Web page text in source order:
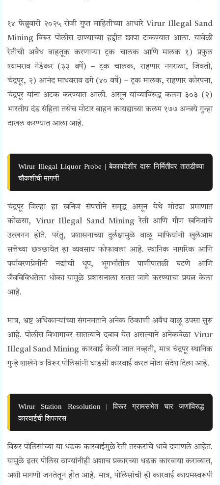
१४ फेब्रुवारी २०२५ रोजी गुप्त माहितीच्या आधारे Virur Illegal Sand
Miningविरूर पोलीस ठाण्याच्या हद्दीत छापा टाकण्यात आला. यावेळी
रेतीची अवैध वाहतूक करणाऱ्या ट्रक चालक आणि मालक १) प्रफुल
श्यामराव गेडेकर (३३ वर्षे) – ट्रक चालक, राहणार नगराळा, जिवती,
चंद्रपूर, २) आनंद माधवराव ढगे (४० वर्षे) – ट्रक मालक, राहणार कोरपना,
चंद्रपूर यांनाअटक करण्यात आली. असूनयांच्याविरुद्ध कलम ३०३ (२)
भारतीय दंड संहिता तसेच मोटार वाहन कायद्याच्या कलम १७७ अन्वये गुन्हा
दाखल करण्यात आला आहे.
Wirur Illegal Liquor Probe | बेकायदेशीर दारू निर्मितीवर तातडीच्या
चौकशीची मागणी
चंद्रपूर जिल्हा हा खनिज संपत्तीने समृद्ध असून येथे मोठ्या प्रमाणात
कोळसा, Virur Illegal Sand Miningरेती आणि गौण खनिजांचे
उत्खनन होते. परंतु, प्रशासनाच्या दुर्लक्षामुळे वाळू माफियांनी खुलेआम
सत्तेच्या छत्रछायेत हा व्यवसाय फोफावला आहे.स्थानिक नागरिक आणि
पर्यावरणप्रेमींनी नद्यांची धूप, भूगर्भातील पाणीपातळी घटणे आणि
जैवविविधतेला धोका यामुळे प्रशासनाला सतत जागे करण्याचा प्रयत्न केला
आहे.
मात्र, भ्रष्ट अधिकाऱ्यांच्या संगनमताने अनेक ठिकाणी अवैध वाळू उपसा सुरू
आहे.पोलीस विभागावर सातत्याने दबाव येत असल्याने अनेकवेळा Virur
Illegal Sand Miningकारवाई केली जात नव्हती, मात्र चंद्रपूर स्थानिक
गुन्हे शाखेने वविरूर पोलिसांनी धाडसी कारवाई करत मोठा संदेश दिला आहे.
Wirur Station Resolution | विरूर ग्रामसभेत चार जणांविरुद्ध
कारवाईची शिफारस
विरूर पोलिसांच्या या धडक कारवाईमुळे रेती तस्करांचे धाबे दणाणले आहेत.
यामुळे इतर पोलिस ठाण्यांनीही अशाच प्रकारच्या धडक कारवाया कराव्यात,
अशी मागणी जनतेतून होत आहे. मात्र, पोलिसांची ही कारवाई कायमस्वरूपी